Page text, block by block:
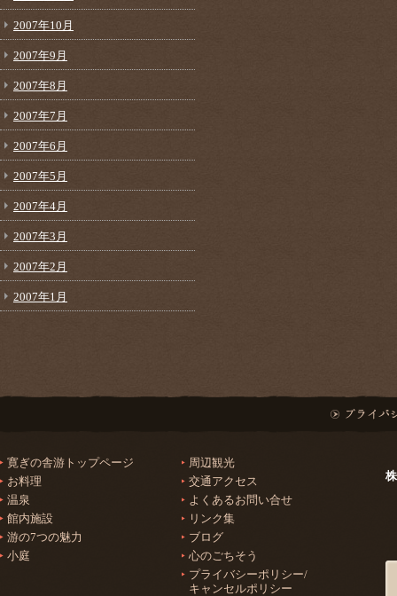
2007年10月
2007年9月
2007年8月
2007年7月
2007年6月
2007年5月
2007年4月
2007年3月
2007年2月
2007年1月
寛ぎの舎游トップページ
お料理
温泉
館内施設
游の7つの魅力
小庭
周辺観光
交通アクセス
よくあるお問い合せ
リンク集
ブログ
心のごちそう
プライバシーポリシー/
キャンセルポリシー